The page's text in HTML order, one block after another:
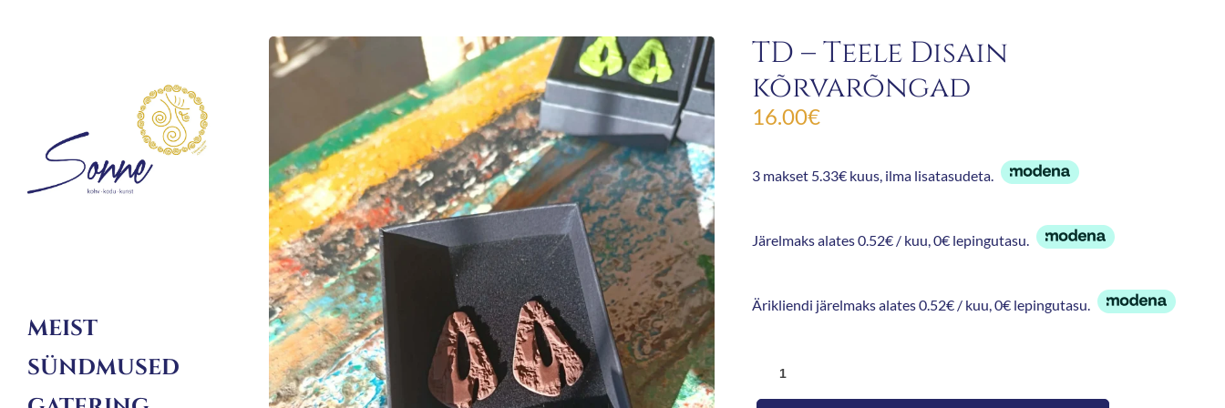
MEIST
SÜNDMUSED
TD – Teele Disain
kõrvarõngad
16.00€
3 makset 5.33€ kuus, ilma lisatasudeta.
Järelmaks alates 0.52€ / kuu, 0€ lepingutasu.
Ärikliendi järelmaks alates 0.52€ / kuu, 0€ lepingutasu.